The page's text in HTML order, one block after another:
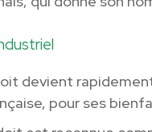
devient
pour ses